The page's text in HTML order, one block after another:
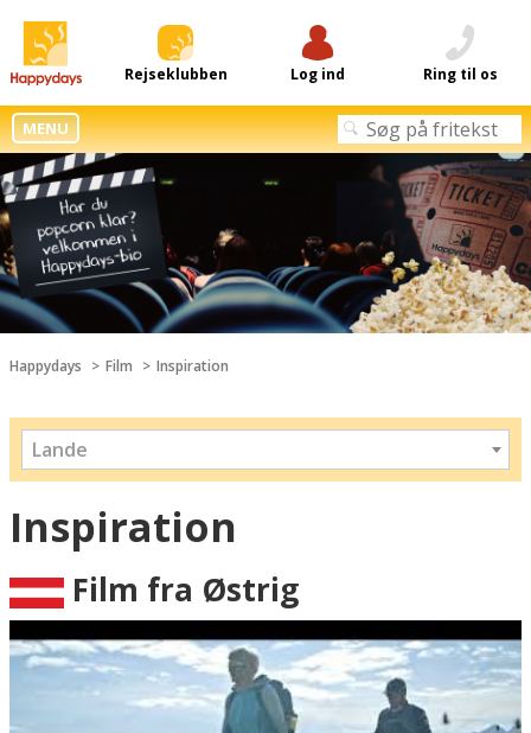
Rejseklubben Log ind Ring til os
MENU
Happydays Film Inspiration
Lande
Inspiration
Film fra Østrig